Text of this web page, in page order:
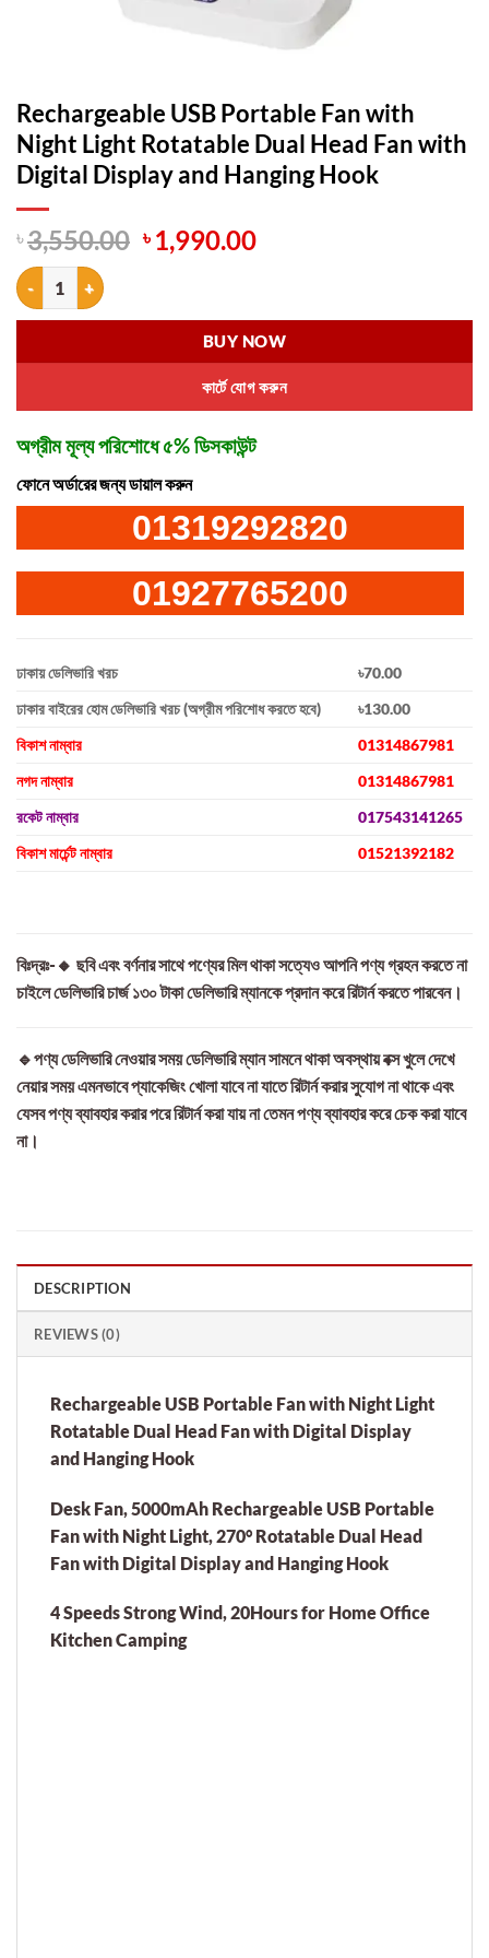
Rechargeable USB Portable Fan with
Night Light Rotatable Dual Head Fan with
Digital Display and Hanging Hook
৳3,550.00 Original
price
৳ 3,550.00.
৳ 1,990.00Current
৳ 1,990.00.
Rechargeable USB Portable Fan with Night Light Rotatable Dual
কার্টে যোগ করুন
BUY NOW
অগ্রীম মূল্য পরিশোধে ৫% ডিসকাউন্ট
ফোনে অর্ডারের জন্য ডায়াল করুন
01319292820
01927765200
ঢাকায় ডেলিভারি খরচ
৳70.00
ঢাকার বাইরের হোম ডেলিভারি খরচ (অগ্রীম পরিশোধ করতে হবে)
৳130.00
বিকাশ নাম্বার
01314867981
নগদ নাম্বার
01314867981
রকেট নাম্বার
017543141265
বিকাশ মার্চেন্ট নাম্বার
01521392182
বিঃদ্রঃ-🔸 ছবি এবং বর্ণনার সাথে পণ্যের মিল থাকা সত্যেও আপনি পণ্য গ্রহন করতে না
চাইলে ডেলিভারি চার্জ ১৩০ টাকা ডেলিভারি ম্যানকে প্রদান করে রিটার্ন করতে পারবেন।
🔹পণ্য ডেলিভারি নেওয়ার সময় ডেলিভারি ম্যান সামনে থাকা অবস্থায় বক্স খুলে দেখে
নেয়ার সময় এমনভাবে প্যাকেজিং খোলা যাবে না যাতে রিটার্ন করার সুযোগ না থাকে এবং
যেসব পণ্য ব্যাবহার করার পরে রিটার্ন করা যায় না তেমন পণ্য ব্যাবহার করে চেক করা যাবে
না।
DESCRIPTION
REVIEWS (0)
Rechargeable USB Portable Fan with Night Light
Rotatable Dual Head Fan with Digital Display
and Hanging Hook
Desk Fan, 5000mAh Rechargeable USB Portable
Fan with Night Light, 270° Rotatable Dual Head
Fan with Digital Display and Hanging Hook
4 Speeds Strong Wind, 20Hours for Home Office
Kitchen Camping